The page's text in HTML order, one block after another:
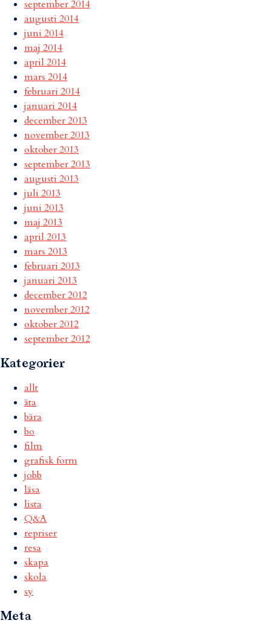
september 2014
augusti 2014
juni 2014
maj 2014
april 2014
mars 2014
februari 2014
januari 2014
december 2013
november 2013
oktober 2013
september 2013
augusti 2013
juli 2013
juni 2013
maj 2013
april 2013
mars 2013
februari 2013
januari 2013
december 2012
november 2012
oktober 2012
september 2012
Kategorier
allt
äta
bära
bo
film
grafisk form
jobb
läsa
lista
Q&A
repriser
resa
skapa
skola
sy
Meta